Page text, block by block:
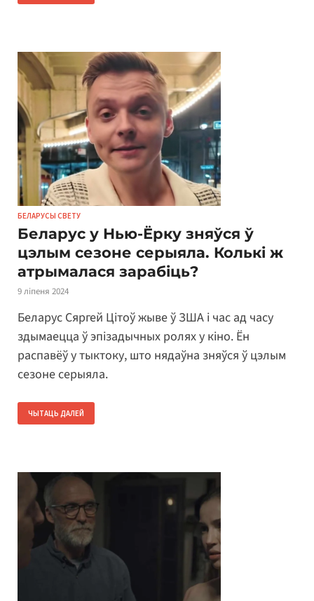
БЕЛАРУСЫ СВЕТУ
Беларус у Нью-Ёрку зняўся ў
цэлым сезоне серыяла. Колькі ж
атрымалася зарабіць?
9 ліпеня 2024
Беларус Сяргей Цітоў жыве ў ЗША і час ад часу
здымаецца ў эпізадычных ролях у кіно. Ён
распавёў у тыктоку, што нядаўна зняўся ў цэлым
сезоне серыяла.
ЧЫТАЦЬ ДАЛЕЙ